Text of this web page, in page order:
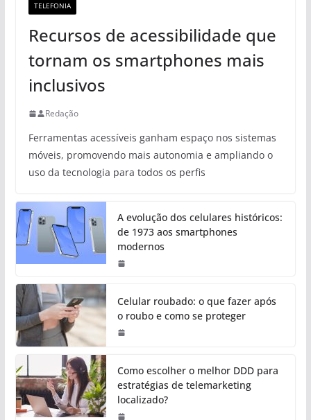
TELEFONIA
Recursos de acessibilidade que
tornam os smartphones mais
inclusivos
Redação
Ferramentas acessíveis ganham espaço nos sistemas
móveis, promovendo mais autonomia e ampliando o
uso da tecnologia para todos os perfis
A evolução dos celulares históricos:
de 1973 aos smartphones
modernos
Celular roubado: o que fazer após
o roubo e como se proteger
Como escolher o melhor DDD para
estratégias de telemarketing
localizado?